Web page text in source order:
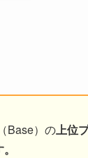
Base）の上位